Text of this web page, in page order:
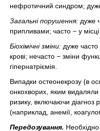
нефротичний синдром; дуже
Загальні порушення: дуже
припливами; часто − у
Біохімічні зміни: дуже часто
крові; нечасто − зміни
гіпернатріємія.
Випадки остеонекрозу (в
онкохворих, яким видаляли
ризику, включаючи діагноз
(наприклад, анемії,
Передозування.